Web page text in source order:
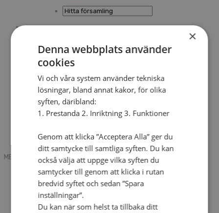
Mobile box
Kontakt
Tidning
Annonsera
Hitta församling
Press
SAU
Lediga tjänster
Sommargårdar
MENU
MENU
Search mobile
English
Hej! Vad söker du?
Kontakt
Kalender
×
Denna webbplats använder
cookies
Vi och våra system använder tekniska
lösningar, bland annat kakor, för olika
syften, däribland:
1. Prestanda 2. Inriktning 3. Funktioner
Genom att klicka ”Acceptera Alla” ger du
ditt samtycke till samtliga syften. Du kan
också välja att uppge vilka syften du
samtycker till genom att klicka i rutan
bredvid syftet och sedan ”Spara
inställningar”.
Du kan när som helst ta tillbaka ditt